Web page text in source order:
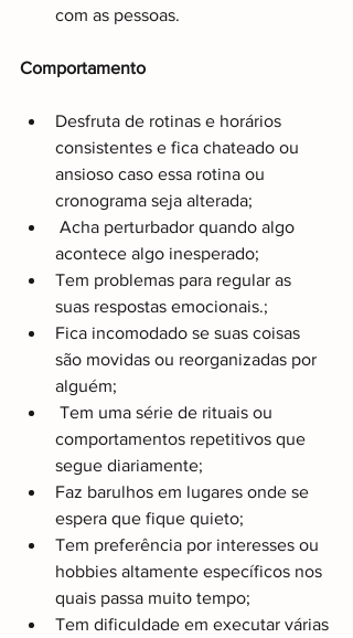
com as pessoas.
Comportamento
Desfruta de rotinas e horários
consistentes e fica chateado ou
ansioso caso essa rotina ou
cronograma seja alterada;
acontece algo inesperado;
Tem problemas para regular as
suas respostas emocionais.;
Fica incomodado se suas coisas
são movidas ou reorganizadas por
alguém;
comportamentos repetitivos que
segue diariamente;
Faz barulhos em lugares onde se
espera que fique quieto;
Tem preferência por interesses ou
hobbies altamente específicos nos
quais passa muito tempo;
Tem dificuldade em executar várias